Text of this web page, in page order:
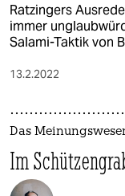
Ratzingers
immer
Salami-Taktik von
13.2.2022
Das
Im